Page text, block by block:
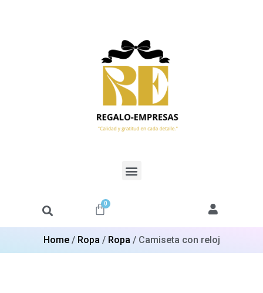
0
Home/ Ropa / Ropa / Camiseta con reloj